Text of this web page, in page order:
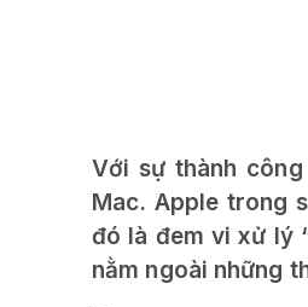
Với sự thành
Mac. Apple trong
đó là đem vi xử lý
nằm ngoài những